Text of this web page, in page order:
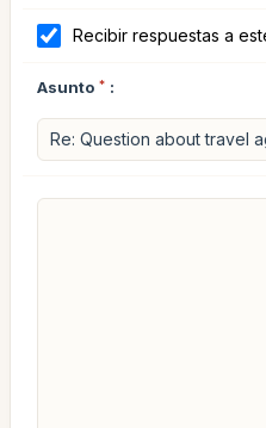
Recibir respuestas a
Asunto * :